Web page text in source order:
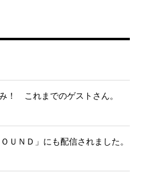
！ これまでのゲストさん。
ＮＤ」にも配信されました。